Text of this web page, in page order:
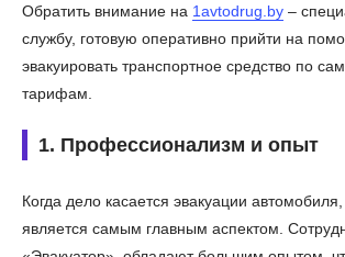
Обратить внимание на 1avtodrug.by –
службу, готовую оперативно прийти на
эвакуировать транспортное средство по
тарифам.
1. Профессионализм и опыт
Когда дело касается эвакуации
является самым главным аспектом.